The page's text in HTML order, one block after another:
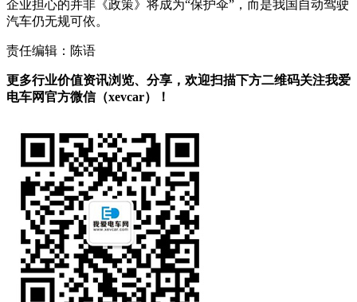
企业担心的并非《政策》将成为“保护伞”，而是我国自动驾驶
汽车仍无规可依。
责任编辑：陈语
更多行业价值资讯浏览、分享，欢迎扫描下方二维码关注我爱
电车网官方微信（xevcar）！